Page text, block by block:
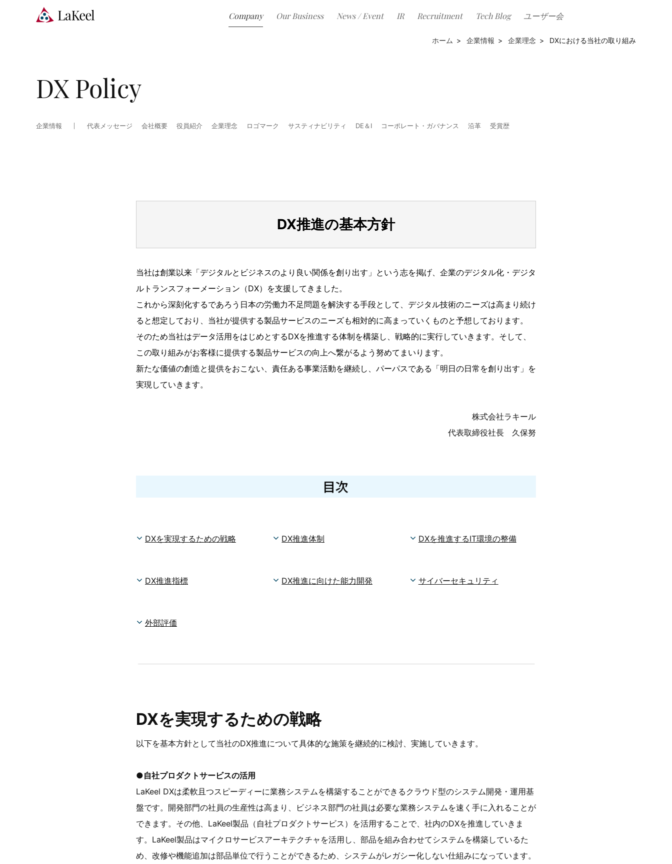
企業情報 企業理念 DXにおける当社の取り組み
DX Policy
企業情報 代表メッセージ 会社概要 役員紹介 企業理念 ロゴマーク サスティナビリティ DE＆I コーポレート・ガバナンス 沿革 受賞歴
DX推進の基本方針
当社は創業以来「デジタルとビジネスのより良い関係を創り出す」という志を掲げ、企業のデジタル化・デジタ
ルトランスフォーメーション（DX）を支援してきました。
これから深刻化するであろう日本の労働力不足問題を解決する手段として、デジタル技術のニーズは高まり続け
ると想定しており、当社が提供する製品サービスのニーズも相対的に高まっていくものと予想しております。
そのため当社はデータ活用をはじめとするDXを推進する体制を構築し、戦略的に実行していきます。そして、
この取り組みがお客様に提供する製品サービスの向上へ繋がるよう努めてまいります。
新たな価値の創造と提供をおこない、責任ある事業活動を継続し、パーパスである「明日の日常を創り出す」を
実現していきます。
株式会社ラキール
代表取締役社長 久保努
DXを実現するための戦略 DX推進体制 DXを推進するIT環境の整備
DX推進指標 DX推進に向けた能力開発 サイバーセキュリティ
外部評価
DXを実現するための戦略
以下を基本方針として当社のDX推進について具体的な施策を継続的に検討、実施していきます。
●自社プロダクトサービスの活用
LaKeel DXは柔軟且つスピーディーに業務システムを構築することができるクラウド型のシステム開発・運用基
盤です。開発部門の社員の生産性は高まり、ビジネス部門の社員は必要な業務システムを速く手に入れることが
できます。その他、LaKeel製品（自社プロダクトサービス）を活用することで、社内のDXを推進していきま
す。LaKeel製品はマイクロサービスアーキテクチャを活用し、部品を組み合わせてシステムを構築しているた
め、改修や機能追加は部品単位で行うことができるため、システムがレガシー化しない仕組みになっています。
Company Our Business News / Event IR Recruitment Tech Blog ユーザー会